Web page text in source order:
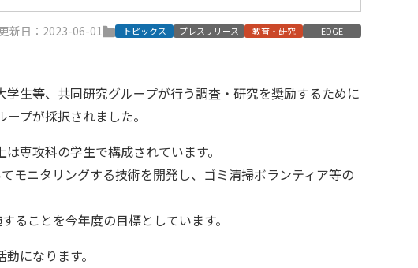
新日：2023-06-01 トピックス プレスリリース 教育・研究 EDGE
生等、共同研究グループが行う調査・研究を奨励するために
プが採択されました。
専攻科の学生で構成されています。
モニタリングする技術を開発し、ゴミ清掃ボランティア等の
ことを今年度の目標としています。
になります。